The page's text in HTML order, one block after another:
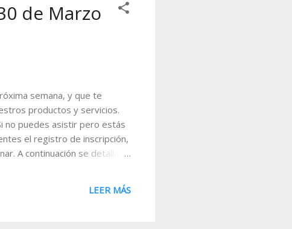
de Marzo
semana, y que te
productos y servicios.
no puedes asistir pero estás
el registro de inscripción,
A continuación se detalla la
ofrece Visual Chart V. Te
análisis gráficas, análisis
LEER MÁS